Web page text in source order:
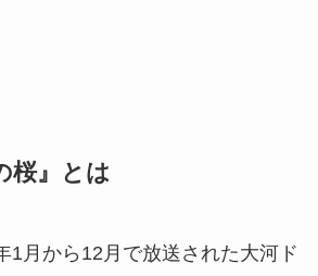
桜』とは
1月から12月で放送された大河ド